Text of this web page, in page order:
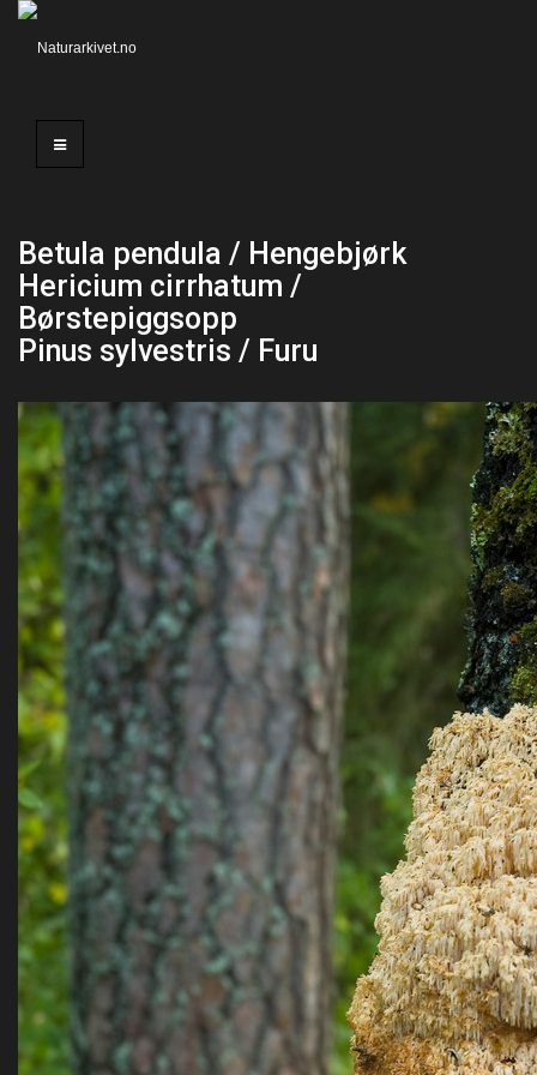
Betula pendula / Hengebjørk
Hericium cirrhatum /
Børstepiggsopp
Pinus sylvestris / Furu